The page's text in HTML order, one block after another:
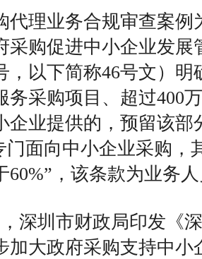
代理业务合规审查案例
采购促进中小企业发展
，以下简称46号文）
务采购项目、超过400
企业提供的，预留该部
门面向中小企业采购，
60%”，该条款为业务
深圳市财政局印发《
加大政府采购支持中小